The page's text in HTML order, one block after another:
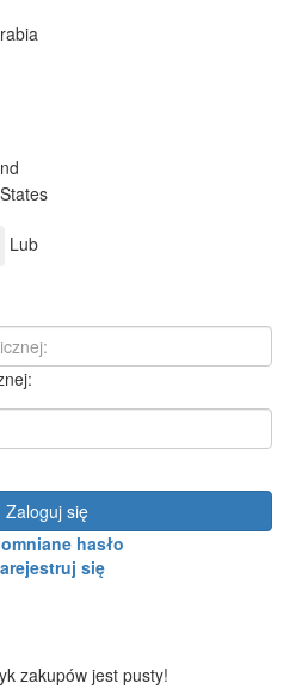
Lub
Zaloguj się
hasło
się
zakupów jest pusty!